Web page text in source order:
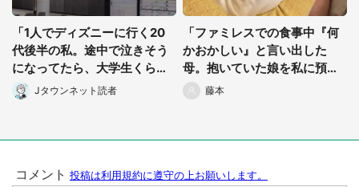
「1人でディズニーに行く20
代後半の私。途中で泣きそう
になってたら、大学生くらい
のカップルが...」（京都府・3
0代女性）
Jタウンネット読者
「ファミレスでの食事中『何
かおかしい』と言い出した
母。抱いていた娘を私に預け
た直後...」（千葉県・40代女
性）
藤本